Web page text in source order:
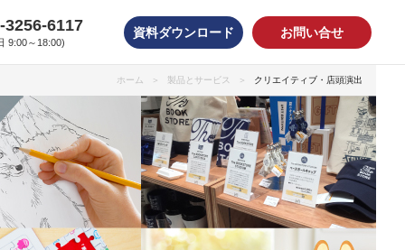
オンデマンドシール
3256-6117
9:00～18:00)
資料ダウンロード お問い合せ
ホーム 製品とサービス クリエイティブ・店頭演出